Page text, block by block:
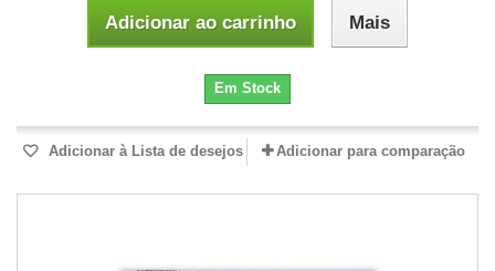
Adicionar ao carrinho Mais
Em Stock
Adicionar à Lista de desejos Adicionar para comparação